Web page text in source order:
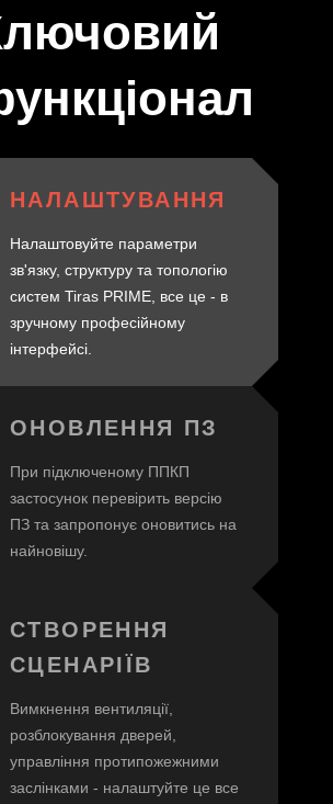
НАЛАШТУВАННЯ
Налаштовуйте параметри
зв'язку, структуру та топологію
систем Tiras PRIME, все це - в
зручному професійному
інтерфейсі.
ОНОВЛЕННЯ ПЗ
При підключеному ППКП
застосунок перевірить версію
ПЗ та запропонує оновитись на
найновішу.
СТВОРЕННЯ
СЦЕНАРІЇВ
Вимкнення вентиляції,
розблокування дверей,
управління протипожежними
заслінками - налаштуйте це все